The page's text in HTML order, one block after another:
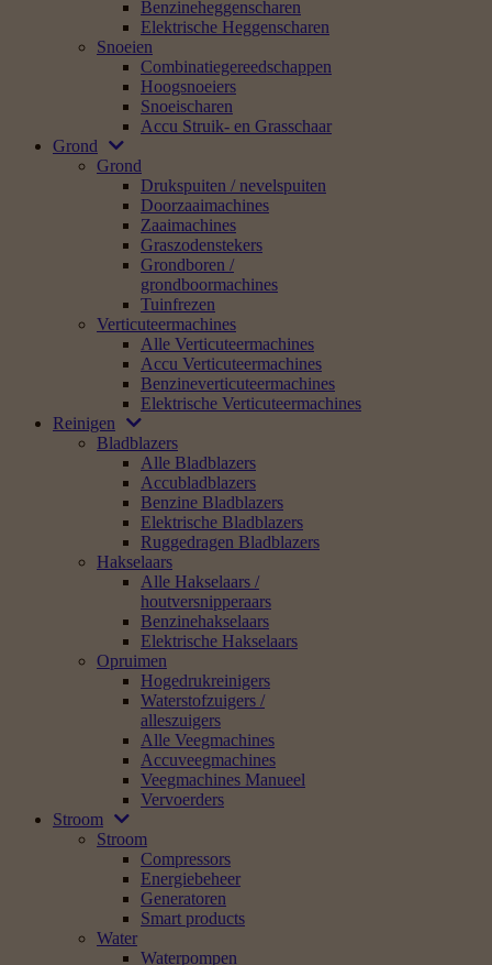
Benzineheggenscharen
Elektrische Heggenscharen
Snoeien
Combinatiegereedschappen
Hoogsnoeiers
Snoeischaren
Accu Struik- en Grasschaar
Grond
Grond
Drukspuiten / nevelspuiten
Doorzaaimachines
Zaaimachines
Graszodenstekers
Grondboren /
grondboormachines
Tuinfrezen
Verticuteermachines
Alle Verticuteermachines
Accu Verticuteermachines
Benzineverticuteermachines
Elektrische Verticuteermachines
Reinigen
Bladblazers
Alle Bladblazers
Accubladblazers
Benzine Bladblazers
Elektrische Bladblazers
Ruggedragen Bladblazers
Hakselaars
Alle Hakselaars /
houtversnipperaars
Benzinehakselaars
Elektrische Hakselaars
Opruimen
Hogedrukreinigers
Waterstofzuigers /
alleszuigers
Alle Veegmachines
Accuveegmachines
Veegmachines Manueel
Vervoerders
Stroom
Stroom
Compressors
Energiebeheer
Generatoren
Smart products
Water
Waterpompen